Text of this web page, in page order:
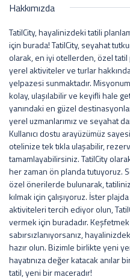
Hakkımızda
TatilCity, hayalinizdeki tatili
için burada! TatilCity, seyahat
olarak, en iyi otellerden, özel
yerel aktiviteler ve turlar
yelpazesi sunmaktadır.
kolay, ulaşılabilir ve keyifli hale
yanındaki en güzel
yerel uzmanlarımız ve seyahat
Kullanıcı dostu arayüzümüz
otelinize tek tıkla ulaşabilir,
tamamlayabilirsiniz. TatilCity
her zaman ön planda tutuyoruz.
özel önerilerde bulunarak,
kılmak için çalışıyoruz. İster
aktiviteleri tercih ediyor olun,
vermek için buradadır.
sabırsızlanıyorsanız,
hazır olun. Bizimle birlikte yeni
hayatınıza değer katacak anılar
tatil, yeni bir maceradır!